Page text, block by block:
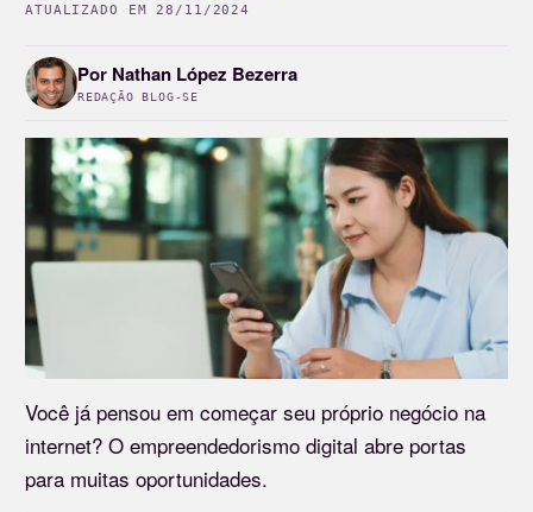
ATUALIZADO EM28/11/2024
Por Nathan López Bezerra
REDAÇÃO BLOG-SE
Você já pensou em começar seu próprio negócio na
internet? O empreendedorismo digital abre portas
para muitas oportunidades.